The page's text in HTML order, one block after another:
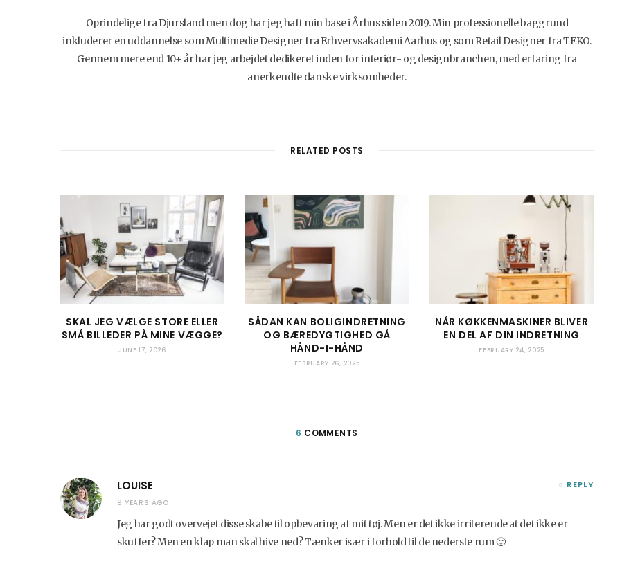
Oprindelige fra Djursland men dog har jeg haft min base i Århus siden 2019. Min professionelle baggrund
inkluderer en uddannelse som Multimedie Designer fra Erhvervsakademi Aarhus og som Retail Designer fra TEKO.
Gennem mere end 10+ år har jeg arbejdet dedikeret inden for interiør- og designbranchen, med erfaring fra
anerkendte danske virksomheder.
b
t
e
s
g
r
a
m
o
o
v
i
n
n
d
I
n
RELATED POSTS
SKAL JEG VÆLGE STORE ELLER
SMÅ BILLEDER PÅ MINE VÆGGE?
JUNE 17, 2026
SÅDAN KAN BOLIGINDRETNING
OG BÆREDYGTIGHED GÅ
HÅND-I-HÅND
FEBRUARY 26, 2025
NÅR KØKKENMASKINER BLIVER
EN DEL AF DIN INDRETNING
FEBRUARY 24, 2025
6 COMMENTS
LOUISE
9 YEARS AGO
REPLY
Jeg har godt overvejet disse skabe til opbevaring af mit tøj. Men er det ikke irriterende at det ikke er
skuffer? Men en klap man skal hive ned? Tænker især i forhold til de nederste rum 🙂